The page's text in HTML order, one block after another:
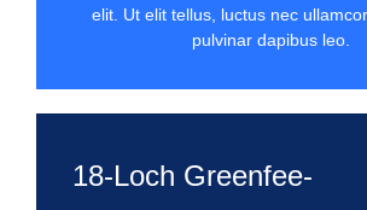
elit. Ut elit tellus, luctus nec
pulvinar dapibus leo.
18-Loch Greenfee-